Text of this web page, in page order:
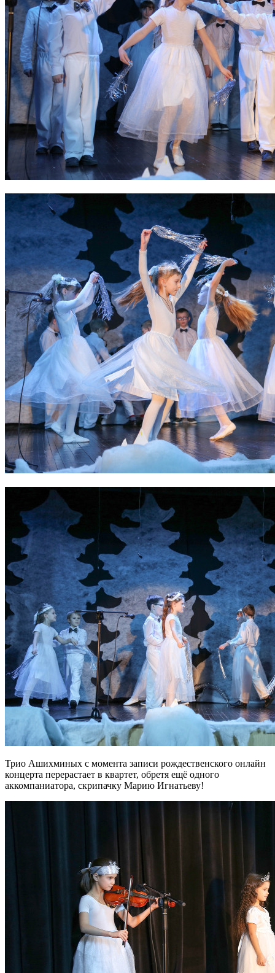
Трио Ашихминых с момента записи рождественского онлайн
концерта перерастает в квартет, обретя ещё одного
аккомпаниатора, скрипачку Марию Игнатьеву!